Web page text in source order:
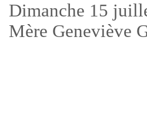
Dimanche 15
Mère Geneviève